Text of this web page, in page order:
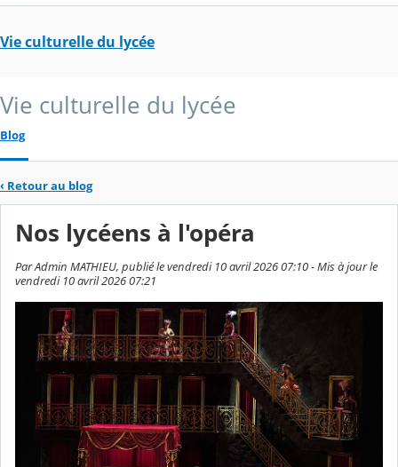
Vie culturelle du lycée
Vie culturelle du lycée
Blog
‹ Retour au blog
Nos lycéens à l'opéra
Par Admin MATHIEU, publié le vendredi 10 avril 2026 07:10 - Mis à jour le
vendredi 10 avril 2026 07:21